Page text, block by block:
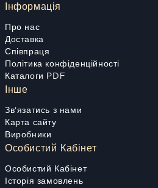
Інформація
Про нас
Доставка
Співпраця
Політика конфіденційності
Каталоги PDF
Інше
Зв'язатись з нами
Карта сайту
Виробники
Особистий Кабінет
Особистий Кабінет
Історія замовлень